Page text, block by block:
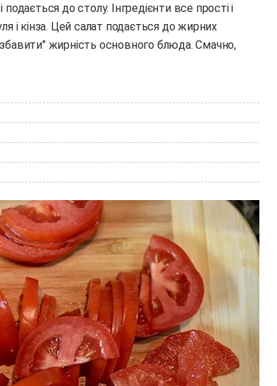
до столу. Інгредієнти все прості і
і кінза. Цей салат подається до жирних
жирність основного блюда. Смачно,